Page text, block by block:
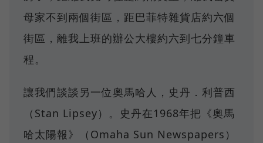
母家不到兩個街區，距巴菲特雜貨店約六個
街區，離我上班的辦公大樓約六到七分鐘車
程。
讓我們談談另一位奧馬哈人，史丹．利普西
（Stan Lipsey）。史丹在1968年把《奧馬
哈太陽報》（Omaha Sun Newspapers）